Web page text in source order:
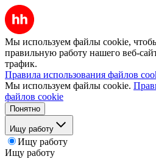
Мы используем файлы cookie,
правильную работу нашего веб-
трафик.
Правила использования файлов
Мы используем файлы cookie.
файлов cookie
Понятно
Ищу работу
Ищу работу
Ищу работу